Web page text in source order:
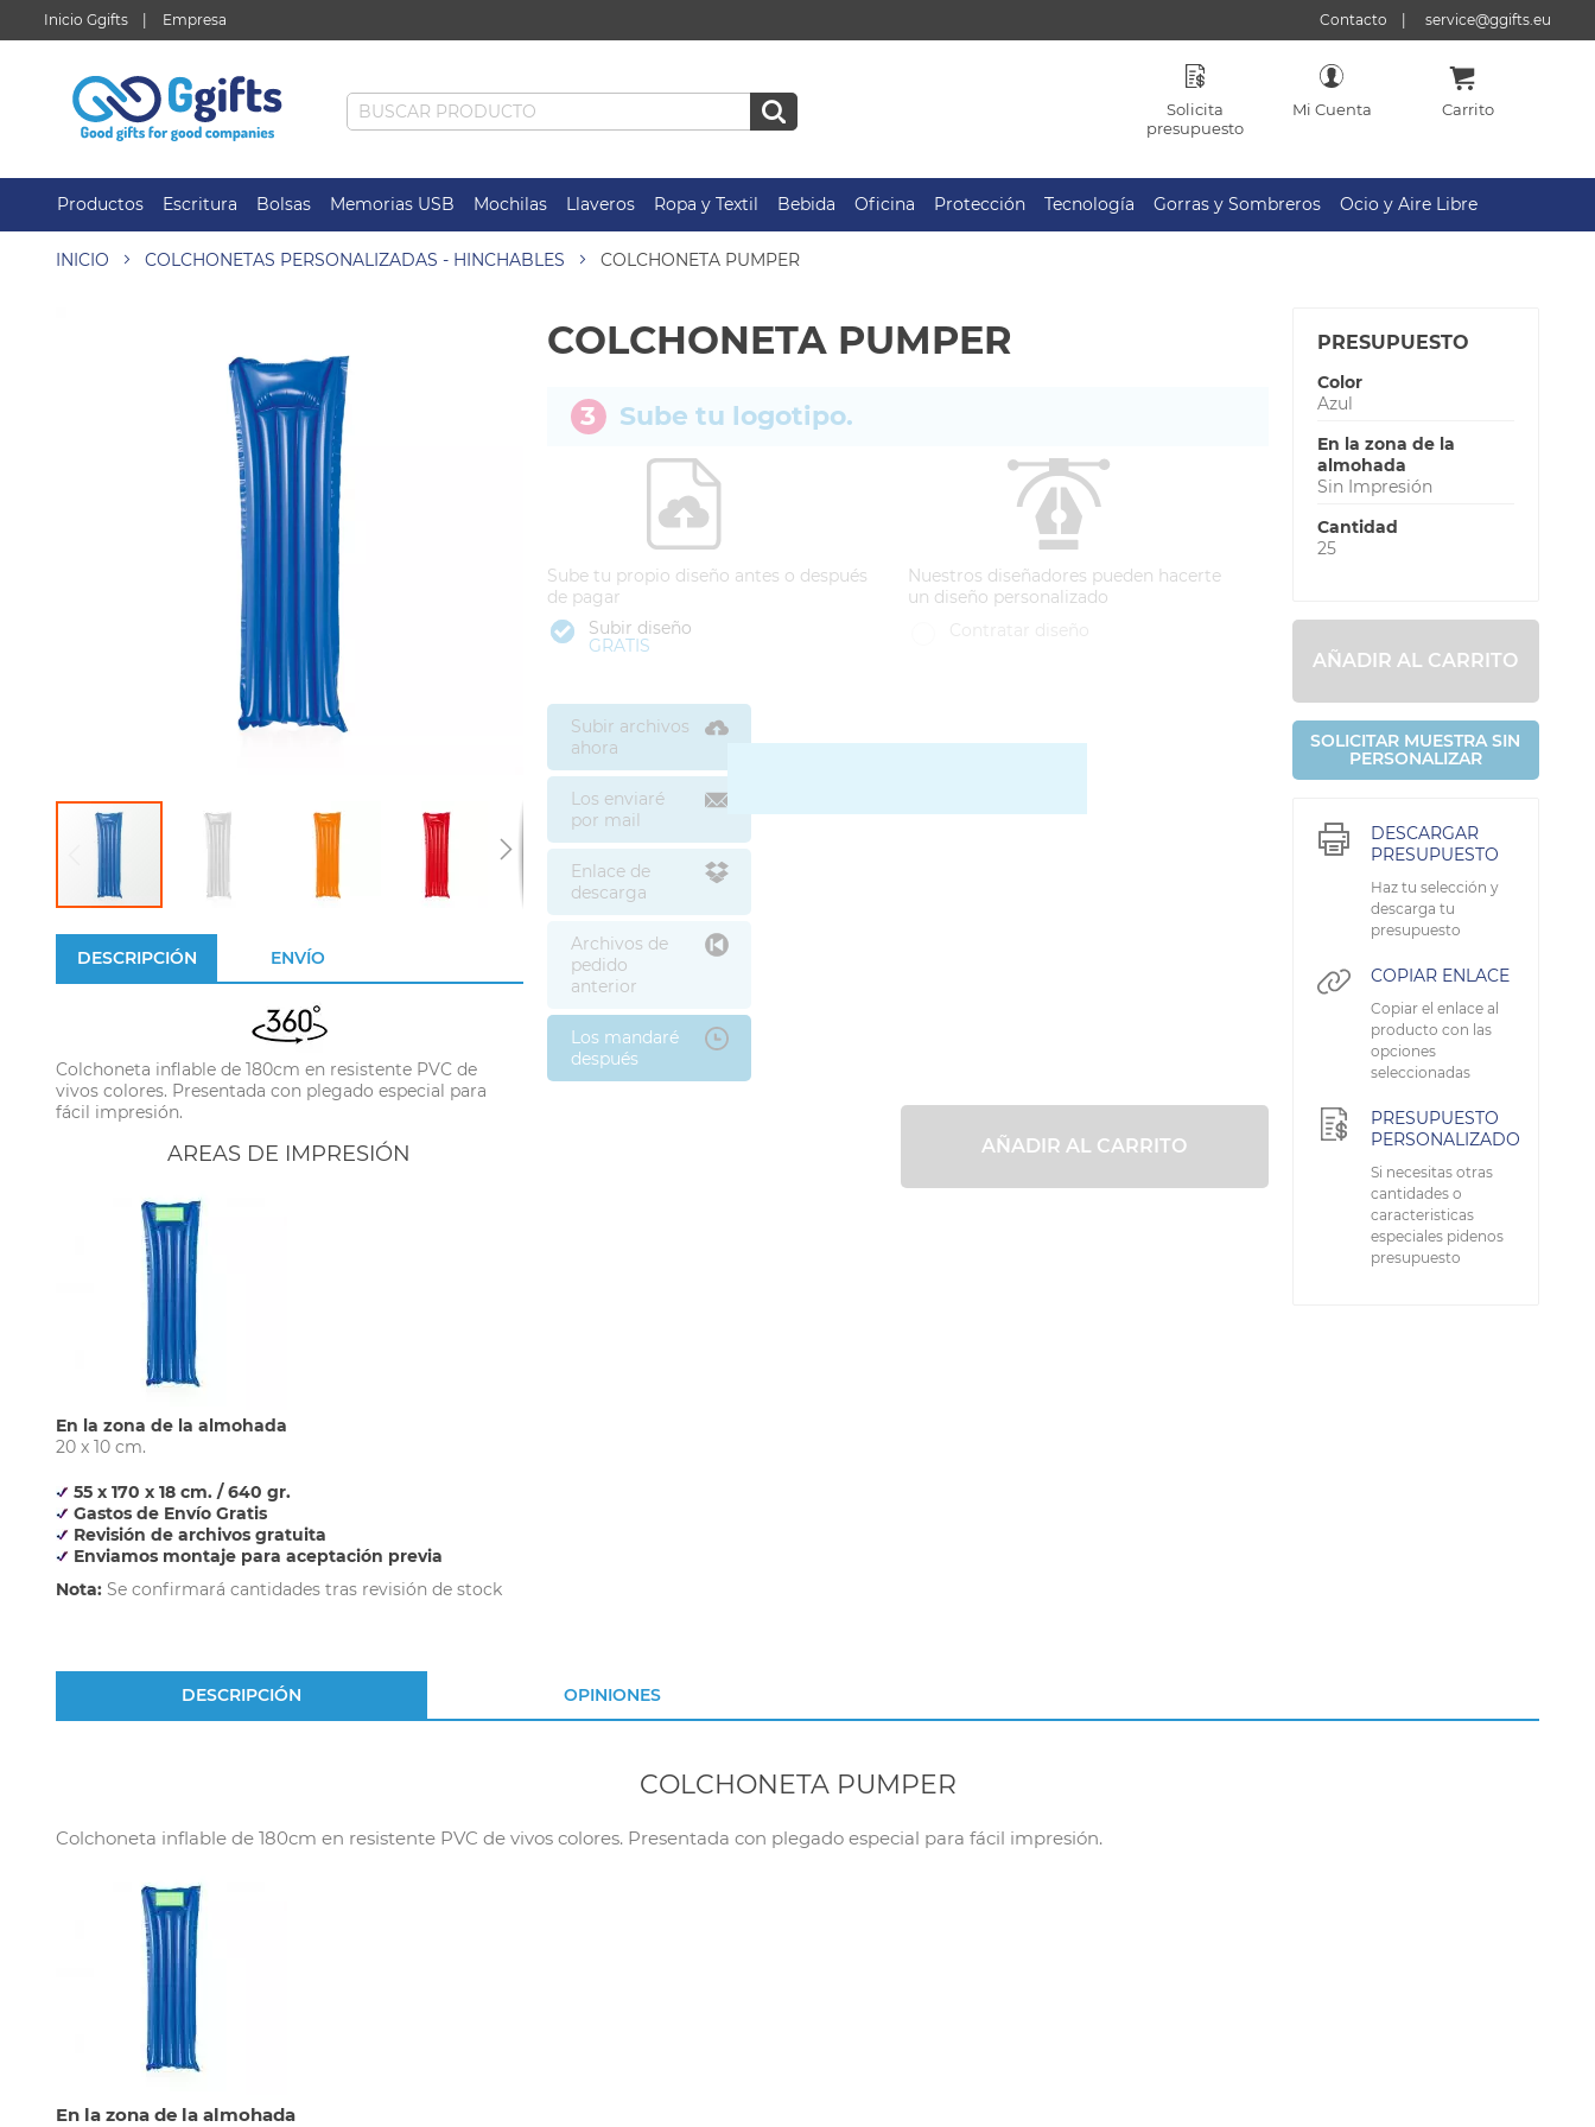
Inicio Ggifts Empresa Contacto service@ggifts.eu
Solicita
presupuesto
Mi Cuenta Carrito
Productos Escritura Bolsas Memorias USB Mochilas Llaveros Ropa y Textil Bebida Oficina Protección Tecnología Gorras y Sombreros Ocio y Aire Libre
INICIO COLCHONETAS PERSONALIZADAS - HINCHABLES COLCHONETA PUMPER
DESCRIPCIÓN
Colchoneta inflable de 180cm en resistente PVC de
vivos colores. Presentada con plegado especial para
fácil impresión.
AREAS DE IMPRESIÓN
En la zona de la almohada
20 x 10 cm.
55 x 170 x 18 cm. / 640 gr.
Gastos de Envío Gratis
Revisión de archivos gratuita
Enviamos montaje para aceptación previa
Nota: Se confirmará cantidades tras revisión de stock
ENVÍO
COLCHONETA PUMPER
3 Sube tu logotipo.
Sube tu propio diseño antes o después
de pagar
Subir diseño
GRATIS
Nuestros diseñadores pueden hacerte
un diseño personalizado
Subir archivos
ahora
Los enviaré
por mail
Enlace de
descarga
Archivos de
pedido
anterior
Los mandaré
después
AÑADIR AL CARRITO
PRESUPUESTO
Color
Azul
En la zona de la
almohada
Sin Impresión
Cantidad
25
AÑADIR AL CARRITO
SOLICITAR MUESTRA SIN
PERSONALIZAR
DESCARGAR
PRESUPUESTO
Haz tu selección y
descarga tu
presupuesto
COPIAR ENLACE
Copiar el enlace al
producto con las
opciones
seleccionadas
PRESUPUESTO
PERSONALIZADO
Si necesitas otras
cantidades o
caracteristicas
especiales pidenos
presupuesto
DESCRIPCIÓN
COLCHONETA PUMPER
Colchoneta inflable de 180cm en resistente PVC de vivos colores. Presentada con plegado especial para fácil impresión.
En la zona de la almohada
OPINIONES